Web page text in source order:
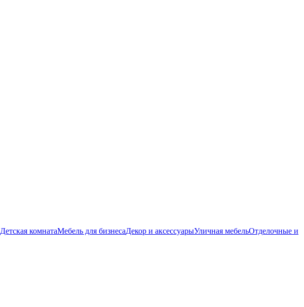
Детская комнатаМебель для бизнесаДекор и аксессуарыУличная мебельОтделочные и